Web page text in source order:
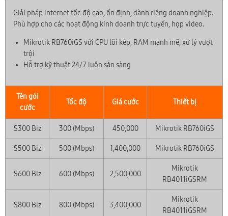
Giải pháp internet tốc độ cao, ổn định, dành riêng doanh nghiệp.
Phù hợp cho các hoạt động kinh doanh trực tuyến, họp video.
Mikrotik RB760iGS với CPU lõi kép, RAM mạnh mẽ, xử lý vượt
trội
Hỗ trợ kỹ thuật 24/7 luôn sẵn sàng
Tên gói
cước
Tốc độ Giá cước Thiết bị
S300 Biz 300 (Mbps) 450,000 Mikrotik RB760iGS
S500 Biz 500 (Mbps) 1,400,000 Mikrotik RB760iGS
S600 Biz 600 (Mbps) 2,500,000
Mikrotik
RB4011iGSRM
S800 Biz 800 (Mbps) 3,400,000
Mikrotik
RB4011iGSRM